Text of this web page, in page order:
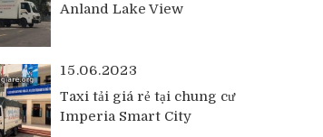
Anland Lake View
15.06.2023
Taxi tải giá rẻ tại chung cư
Imperia Smart City